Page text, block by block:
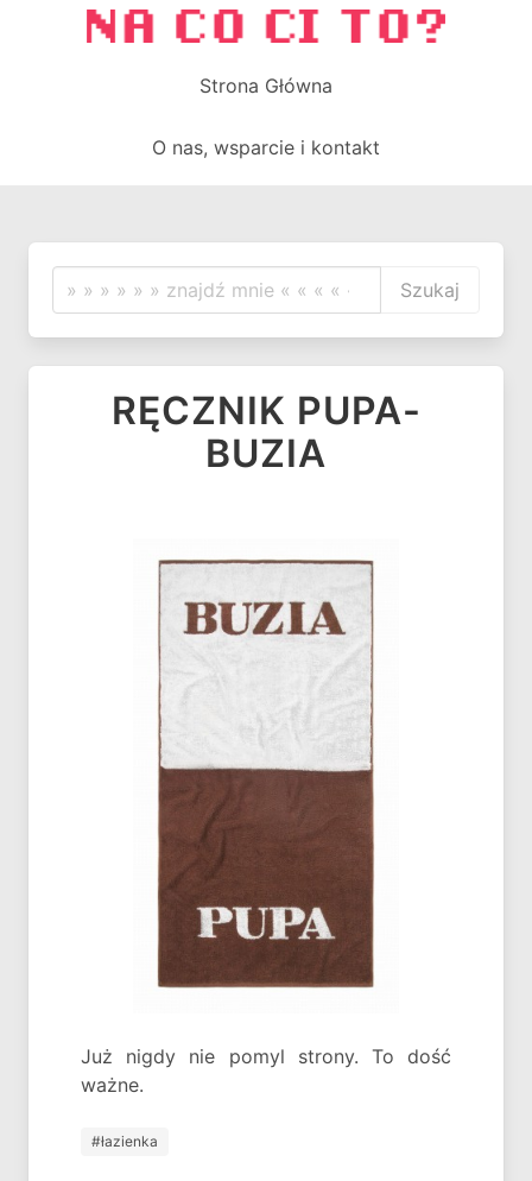
Strona Główna
O nas, wsparcie i kontakt
Szukaj
RĘCZNIK PUPA-
BUZIA
Już nigdy nie pomyl strony. To dość
ważne.
#łazienka